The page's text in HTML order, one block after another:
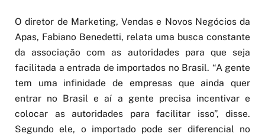
O diretor de Marketing, Vendas e Novos Negócios da
Apas, Fabiano Benedetti, relata uma busca constante
da associação com as autoridades para que seja
facilitada a entrada de importados no Brasil. “A gente
tem uma infinidade de empresas que ainda quer
entrar no Brasil e aí a gente precisa incentivar e
colocar as autoridades para facilitar isso”, disse.
Segundo ele, o importado pode ser diferencial no